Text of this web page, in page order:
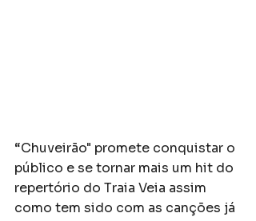
“Chuveirão" promete conquistar o
público e se tornar mais um hit do
repertório do Traia Veia assim
como tem sido com as canções já